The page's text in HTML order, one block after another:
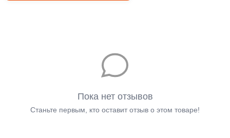
Пока нет отзывов
Станьте первым, кто оставит отзыв о этом товаре!